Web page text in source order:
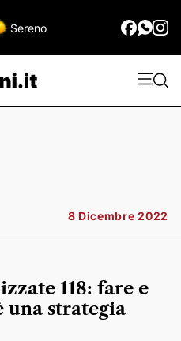
Sereno
8 Dicembre 2022
118: fare e
una strategia